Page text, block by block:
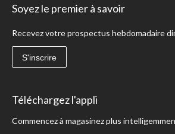
Soyez le premier à savoir
Recevez votre prospectus hebdomadaire
S'inscrire
Téléchargez l'appli
Commencez à magasinez plus